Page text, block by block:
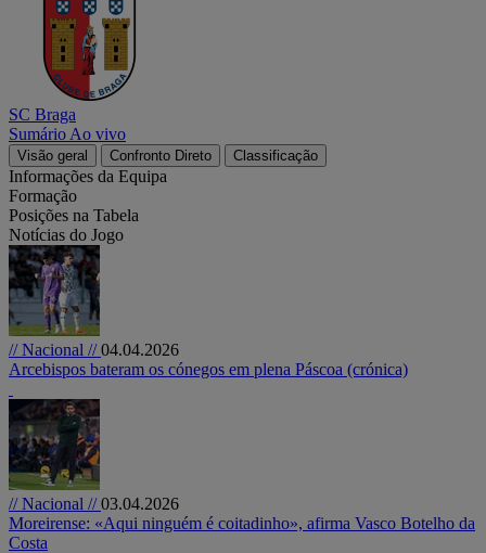
SC Braga
Sumário Ao vivo
Visão geral Confronto Direto Classificação
Informações da Equipa
Formação
Posições na Tabela
Notícias do Jogo
// Nacional //04.04.2026
Arcebispos bateram os cónegos em plena Páscoa (crónica)
// Nacional //03.04.2026
Moreirense: «Aqui ninguém é coitadinho», afirma Vasco Botelho da
Costa